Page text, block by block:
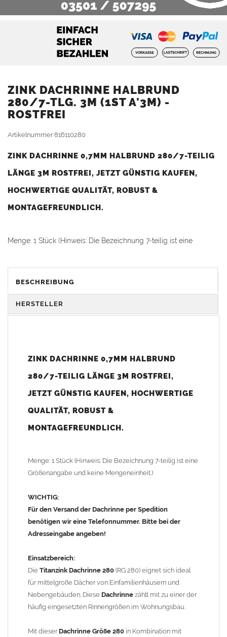
ZINK DACHRINNE HALBRUND
280/7-TLG. 3M (1ST A'3M) -
ROSTFREI
Artikelnummer816110280
ZINK DACHRINNE 0,7MM HALBRUND 280/7-TEILIG
LÄNGE 3M ROSTFREI, JETZT GÜNSTIG KAUFEN,
HOCHWERTIGE QUALITÄT, ROBUST &
MONTAGEFREUNDLICH.
Menge: 1 Stück (Hinweis: Die Bezeichnung 7-teilig ist eine
Telefonnummer. Bitte bei der Adresseingabe angeben!
Nebengebäuden. DieseDachrinnezählt mit zu einer der häufig
eingesetzten Rinnengrößen im Wohnungsbau.
in Kombination mit einem
mm Fallrohr können Dachflächen von bis zu
entwässert werden; für eine exakte Dimensionierung
Vorteile:
Langlebig
Robust & montagefreundlich
Hohe Lebensdauer durchTitanzink
Rostfrei & korrosionsbeständig
Gewicht: 1,41 kg/lfm
BESCHREIBUNG
HERSTELLER
ZINK DACHRINNE 0,7MM HALBRUND
280/7-TEILIG LÄNGE 3M ROSTFREI,
JETZT GÜNSTIG KAUFEN, HOCHWERTIGE
QUALITÄT, ROBUST &
MONTAGEFREUNDLICH.
Menge: 1 Stück (Hinweis: Die Bezeichnung 7-teilig ist eine
Größenangabe und keine Mengeneinheit.)
WICHTIG:
Für den Versand der Dachrinne per Spedition
benötigen wir eine Telefonnummer. Bitte bei der
Adresseingabe angeben!
Einsatzbereich:
Die Titanzink Dachrinne 280 (RG 280) eignet sich ideal
für mittelgroße Dächer von Einfamilienhäusern und
Nebengebäuden. Diese Dachrinne zählt mit zu einer der
häufig eingesetzten Rinnengrößen im Wohnungsbau.
Mit dieser Dachrinne Größe 280 in Kombination mit